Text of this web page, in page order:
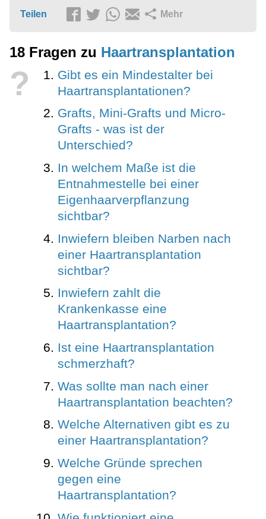
Teilen Mehr
18 Fragen zu Haartransplantation
?
Gibt es ein Mindestalter bei
Haartransplantationen?
Grafts, Mini-Grafts und Micro-
Grafts - was ist der
Unterschied?
In welchem Maße ist die
Entnahmestelle bei einer
Eigenhaarverpflanzung
sichtbar?
Inwiefern bleiben Narben nach
einer Haartransplantation
sichtbar?
Inwiefern zahlt die
Krankenkasse eine
Haartransplantation?
Ist eine Haartransplantation
schmerzhaft?
Was sollte man nach einer
Haartransplantation beachten?
Welche Alternativen gibt es zu
einer Haartransplantation?
Welche Gründe sprechen
gegen eine
Haartransplantation?